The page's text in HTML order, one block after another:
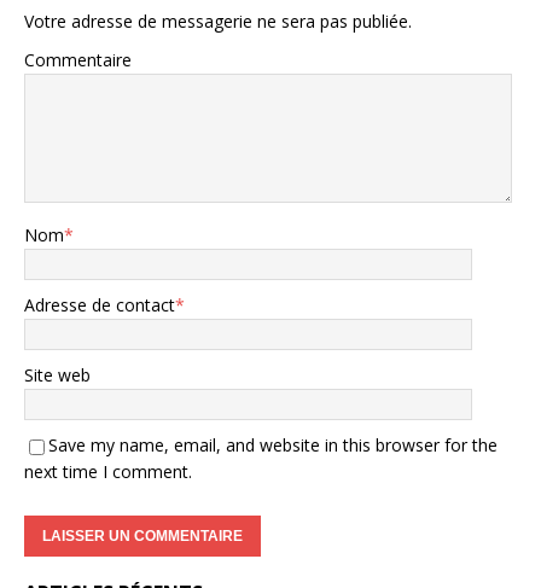
Votre adresse de messagerie ne sera pas publiée.
Commentaire
Nom*
Adresse de contact*
Site web
Save my name, email, and website in this browser for the
next time I comment.